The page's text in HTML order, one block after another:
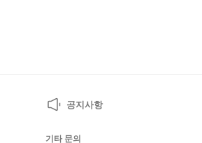
공지사항
기타 문의